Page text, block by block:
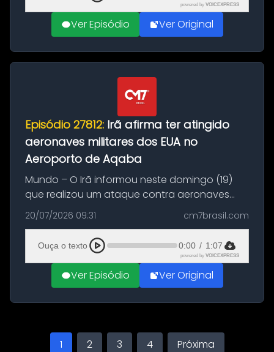
powered by VOICEXPRESS
Ver Episódio Ver Original
Episódio 27812: Irã afirma ter atingido
aeronaves militares dos EUA no
Aeroporto de Aqaba
Mundo – O Irã informou neste domingo (19)
que realizou um ataque contra aeronaves
militares dos Estados Unidos estacionadas no
Aeroporto de Aqaba, na Jordânia, durante a
21ª fase da Operação Nasr 2. A...
20/07/2026 09:31 cm7brasil.com
Ouça o texto 0:00 / 1:07
powered by VOICEXPRESS
Ver Episódio Ver Original
1 2 3 4 Próxima